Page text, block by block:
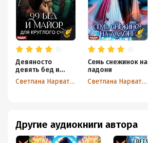
Девяносто
девять бед и
майор для
круглого счёта Светлана Нарватова
Семь снежинок на
ладони
Светлана Нарватова
Другие аудиокниги автора